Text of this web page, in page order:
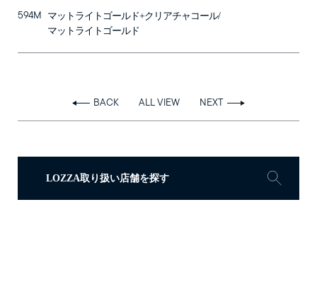
594M
マットライトゴールド+クリアチャコール/
マットライトゴールド
BACK ALL VIEW NEXT
LOZZA取り扱い店舗を探す